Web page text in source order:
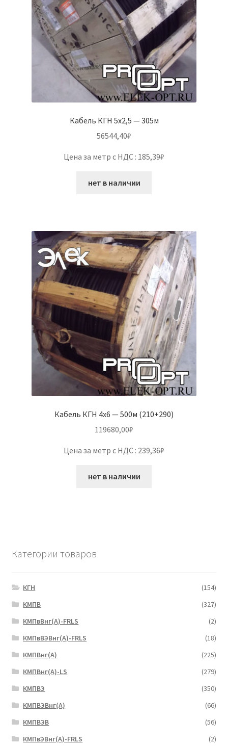
Кабель КГН 5х2,5 — 305м
56544,40₽
Цена за метр с НДС : 185,39₽
нет в наличии
Кабель КГН 4х6 — 500м (210+290)
119680,00₽
Цена за метр с НДС : 239,36₽
нет в наличии
Категории товаров
КГН
(154)
КМПВ
(327)
КМПвВнг(А)-FRLS
(2)
КМПвВЭВнг(А)-FRLS
(18)
КМПВнг(А)
(225)
КМПВнг(А)-LS
(279)
КМПВЭ
(350)
КМПВЭBнг(А)
(66)
КМПВЭВ
(56)
КМПвЭВнг(А)-FRLS
(2)